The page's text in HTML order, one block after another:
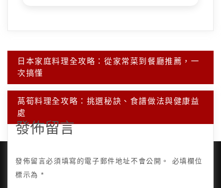
文
章
導
覽
日本家庭料理全攻略：從家常菜到餐廳推薦，一
次搞懂
萵筍料理全攻略：挑選秘訣、食譜做法與健康益
處
發佈留言
發佈留言必須填寫的電子郵件地址不會公開。
必填欄位
標示為*